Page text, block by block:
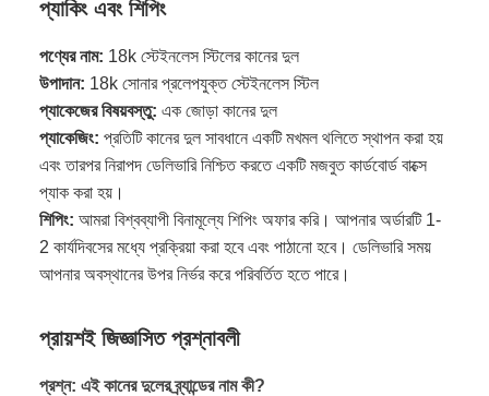
প্যাকিং এবং শিপিং
পণ্যের নাম: 18k স্টেইনলেস স্টিলের কানের দুল
উপাদান: 18k সোনার প্রলেপযুক্ত স্টেইনলেস স্টিল
প্যাকেজের বিষয়বস্তু: এক জোড়া কানের দুল
প্যাকেজিং: প্রতিটি কানের দুল সাবধানে একটি মখমল থলিতে স্থাপন করা হয়
এবং তারপর নিরাপদ ডেলিভারি নিশ্চিত করতে একটি মজবুত কার্ডবোর্ড বাক্সে
প্যাক করা হয়।
শিপিং: আমরা বিশ্বব্যাপী বিনামূল্যে শিপিং অফার করি। আপনার অর্ডারটি 1-
2 কার্যদিবসের মধ্যে প্রক্রিয়া করা হবে এবং পাঠানো হবে। ডেলিভারি সময়
আপনার অবস্থানের উপর নির্ভর করে পরিবর্তিত হতে পারে।
প্রায়শই জিজ্ঞাসিত প্রশ্নাবলী
প্রশ্ন: এই কানের দুলের ব্র্যান্ডের নাম কী?